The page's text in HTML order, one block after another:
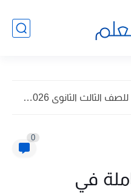
اقوى مراجعة نحو للصف الثالث الثانوى 2026 pdf اعداد توجيه...
0
في